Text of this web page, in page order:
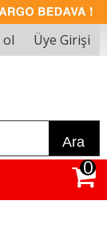
ol Üye Girişi
Ara
0